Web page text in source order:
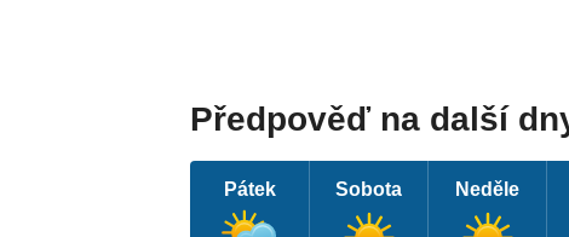
Předpověď na další
Pátek Sobota Neděle